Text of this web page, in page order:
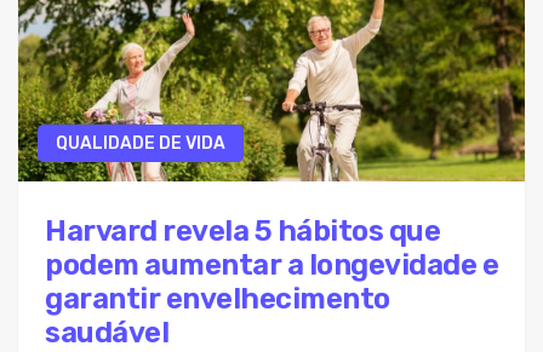
QUALIDADE DE VIDA
Harvard revela 5 hábitos que
podem aumentar a longevidade e
garantir envelhecimento
saudável